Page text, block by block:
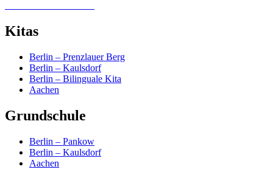
Kitas
Berlin – Prenzlauer Berg
Berlin – Kaulsdorf
Berlin – Bilinguale Kita
Aachen
Grundschule
Berlin – Pankow
Berlin – Kaulsdorf
Aachen